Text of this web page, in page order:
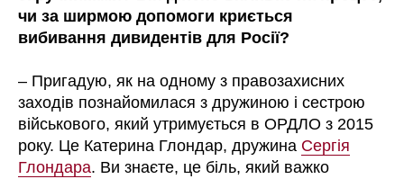
чи за ширмою допомоги криється
вибивання дивидентів для Росії?
– Пригадую, як на одному з правозахисних
заходів познайомилася з дружиною і сестрою
військового, який утримується в ОРДЛО з 2015
року. Це Катерина Глондар, дружина Сергія
Глондара. Ви знаєте, це біль, який важко